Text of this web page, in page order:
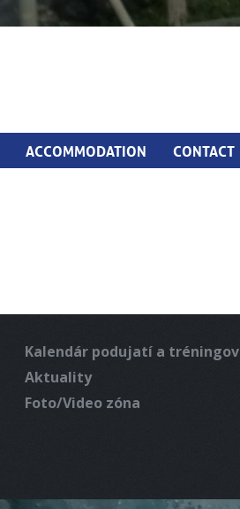
ACCOMMODATION CONTACT
Kalendár podujatí a tréningov
Aktuality
Foto/Video zóna